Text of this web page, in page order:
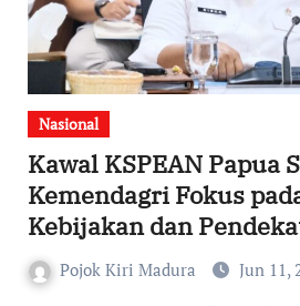
Nasional
Kawal KSPEAN Papua
Kemendagri Fokus
Kebijakan dan
Pojok Kiri Madura Jun 11,